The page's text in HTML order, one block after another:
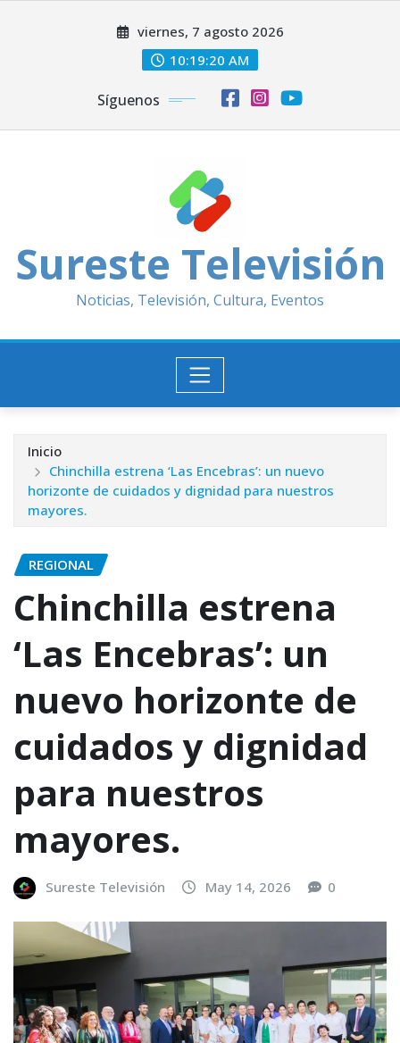
viernes, 7 agosto 2026
10:19:22 AM
Síguenos
Sureste Televisión
Noticias, Televisión, Cultura, Eventos
Inicio
Chinchilla estrena ‘Las Encebras’: un nuevo
horizonte de cuidados y dignidad para nuestros
mayores.
REGIONAL
Chinchilla estrena
‘Las Encebras’: un
nuevo horizonte de
cuidados y dignidad
para nuestros
mayores.
Sureste Televisión May 14, 2026 0